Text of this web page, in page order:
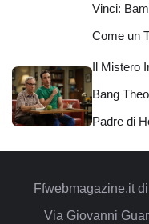
Vinci:
Come un
Il Mistero
Bang
Padre di
Ffwebmagazine.it
Via Giovanni